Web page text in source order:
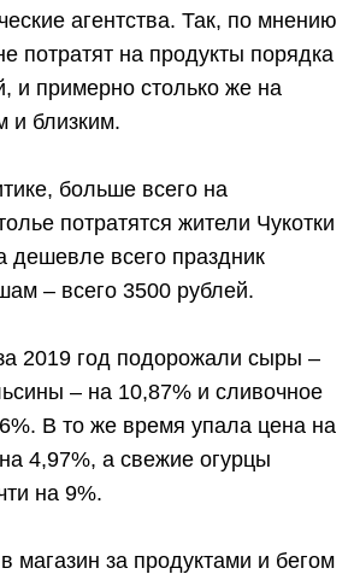
агентства. Так, по мнению
потратят на продукты порядка
и примерно столько же на
и близким.
больше всего на
потратятся жители Чукотки
дешевле всего праздник
– всего 3500 рублей.
2019 год подорожали сыры –
– на 10,87% и сливочное
В то же время упала цена на
4,97%, а свежие огурцы
на 9%.
магазин за продуктами и бегом